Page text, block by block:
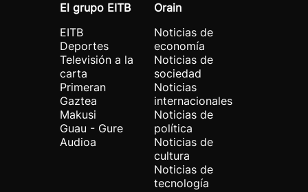
El grupo EITB
EITB
Deportes
Televisión a la
carta
Primeran
Gaztea
Makusi
Guau - Gure
Audioa
Orain
Noticias de
economía
Noticias de
sociedad
Noticias
internacionales
Noticias de
política
Noticias de
cultura
Noticias de
tecnología